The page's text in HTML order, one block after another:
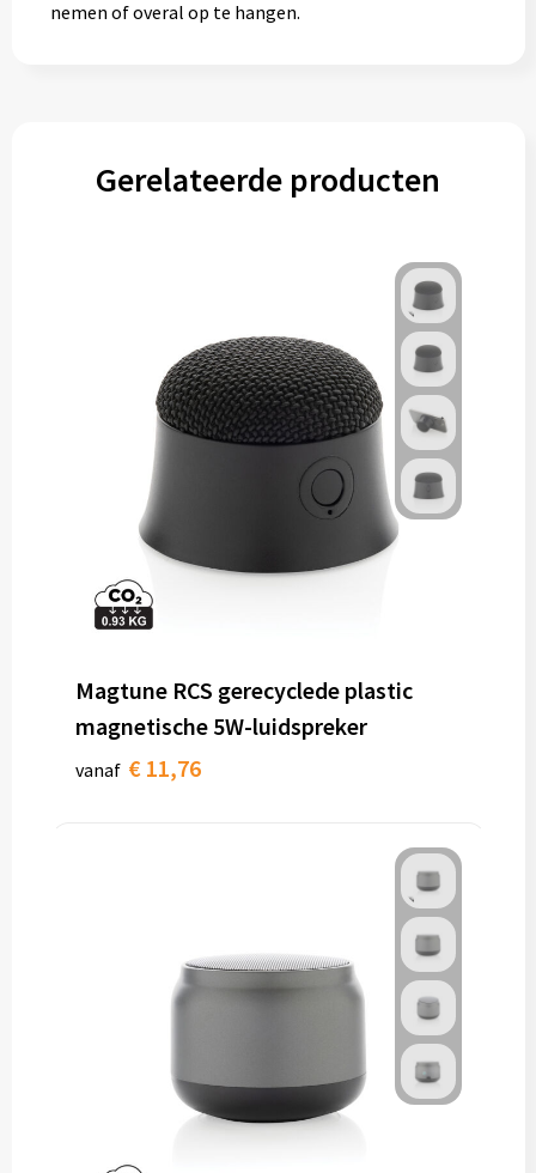
nemen of overal op te hangen.
Gerelateerde producten
Magtune RCS gerecyclede plastic
magnetische 5W-luidspreker
vanaf € 11,76